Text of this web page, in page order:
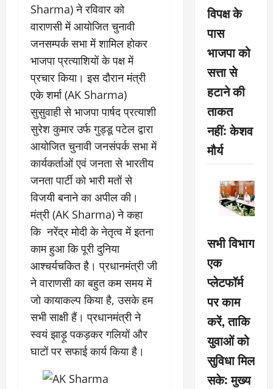
Sharma) ने रविवार को
वाराणसी में आयोजित चुनावी
जनसम्पर्क सभा में शामिल होकर
भाजपा प्रत्याशियों के पक्ष में
प्रचार किया। इस दौरान मंत्री
एके शर्मा (AK Sharma)
सुसुवाही से भाजपा पार्षद प्रत्याशी
सुरेश कुमार उर्फ गुड्डू पटेल द्वारा
आयोजित चुनावी जनसंपर्क सभा में
कार्यकर्ताओं एवं जनता से भारतीय
जनता पार्टी को भारी मतों से
विजयी बनाने का अपील की।
मंत्री (AK Sharma) ने कहा
कि नरेंद्र मोदी के नेतृत्व में इतना
काम हुआ कि पूरी दुनिया
आश्चर्यचकित है। प्रधानमंत्री जी
ने वाराणसी का बहुत कम समय में
जो कायाकल्प किया है, उसके हम
सभी साक्षी हैं। प्रधानमंत्री ने
स्वयं झाड़ू पकड़कर गलियों और
घाटों पर सफाई कार्य किया है।
विपक्ष के
पास
भाजपा को
सत्ता से
हटाने की
ताकत
नहीं: केशव
मौर्य
सभी विभाग
एक
प्लेटफॉर्म
पर काम
करें, ताकि
युवाओं को
सुविधा मिल
सके: मुख्य